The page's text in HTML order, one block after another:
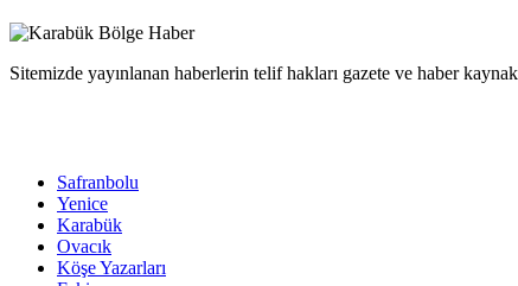
Sitemizde yayınlanan haberlerin telif hakları gazete ve haber
Safranbolu
Yenice
Karabük
Ovacık
Köşe Yazarları